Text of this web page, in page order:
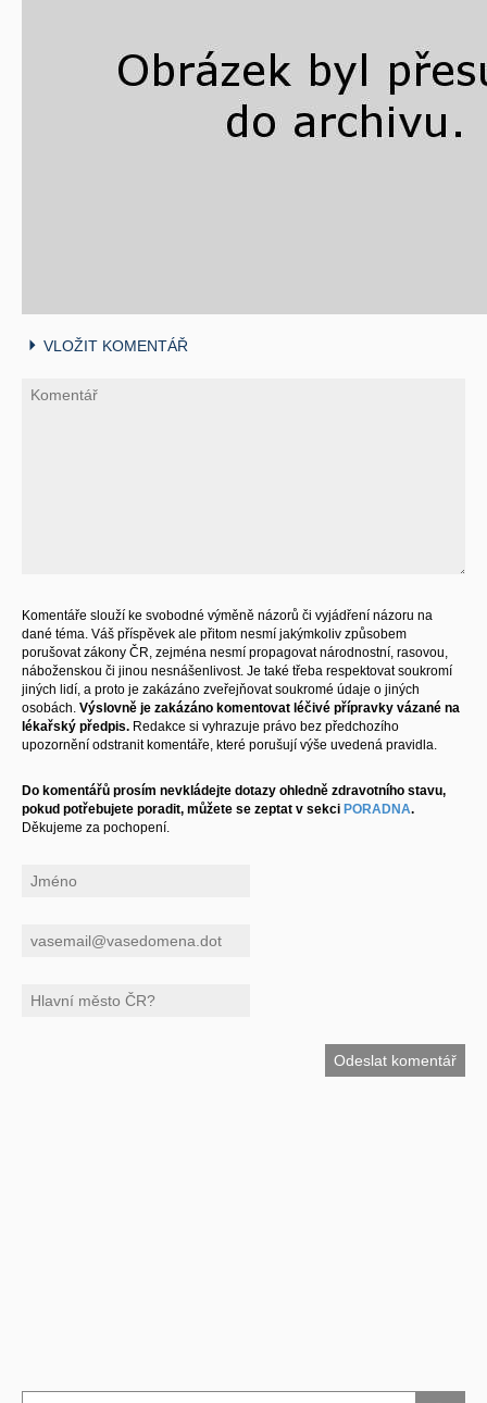
VLOŽIT KOMENTÁŘ
Komentáře slouží ke svobodné výměně názorů či vyjádření názoru na
dané téma. Váš příspěvek ale přitom nesmí jakýmkoliv způsobem
porušovat zákony ČR, zejména nesmí propagovat národnostní, rasovou,
náboženskou či jinou nesnášenlivost. Je také třeba respektovat soukromí
jiných lidí, a proto je zakázáno zveřejňovat soukromé údaje o jiných
osobách. Výslovně je zakázáno komentovat léčivé přípravky vázané na
lékařský předpis. Redakce si vyhrazuje právo bez předchozího
upozornění odstranit komentáře, které porušují výše uvedená pravidla.
Do komentářů prosím nevkládejte dotazy ohledně zdravotního stavu,
pokud potřebujete poradit, můžete se zeptat v sekci PORADNA.
Děkujeme za pochopení.